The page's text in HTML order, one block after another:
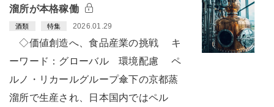
溜所が本格稼働
酒類 特集 2026.01.29
◇価値創造へ、食品産業の挑戦 キ
ーワード：グローバル 環境配慮 ペ
ルノ・リカールグループ傘下の京都蒸
溜所で生産され、日本国内ではペル